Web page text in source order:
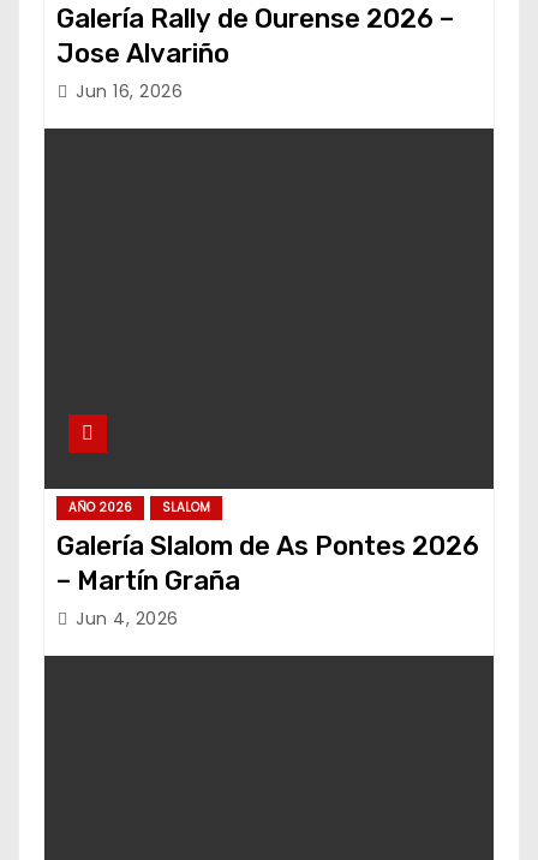
Galería Rally de Ourense 2026 –
Jose Alvariño
Jun 16, 2026
AÑO 2026 SLALOM
Galería Slalom de As Pontes 2026
– Martín Graña
Jun 4, 2026